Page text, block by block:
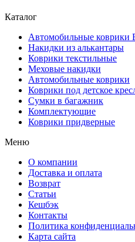
Каталог
Автомобильные коврики
Накидки из алькантары
Коврики текстильные
Меховые накидки
Автомобильные коврики
Коврики под детское
Сумки в багажник
Комплектующие
Коврики придверные
Меню
О компании
Доставка и оплата
Возврат
Статьи
Кешбэк
Контакты
Политика
Карта сайта